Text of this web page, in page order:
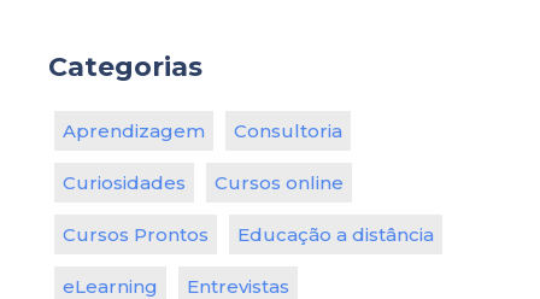
Categorias
Aprendizagem Consultoria
Curiosidades Cursos online
Cursos Prontos Educação a distância
eLearning Entrevistas